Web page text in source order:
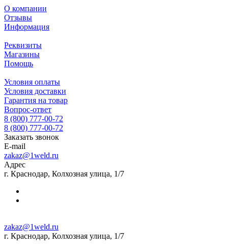
О компании
Отзывы
Информация
Реквизиты
Магазины
Помощь
Условия оплаты
Условия доставки
Гарантия на товар
Вопрос-ответ
8 (800) 777-00-72
8 (800) 777-00-72
Заказать звонок
E-mail
zakaz@1weld.ru
Адрес
г. Краснодар, Колхозная улица, 1/7
zakaz@1weld.ru
г. Краснодар, Колхозная улица, 1/7